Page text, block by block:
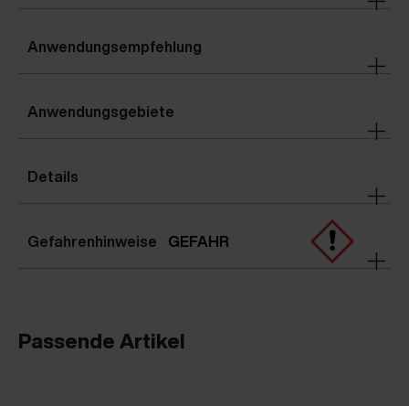
Anwendungsempfehlung
Anwendungsgebiete
Details
Gefahrenhinweise GEFAHR
Passende Artikel